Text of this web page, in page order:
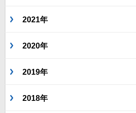
2021年
2020年
2019年
2018年